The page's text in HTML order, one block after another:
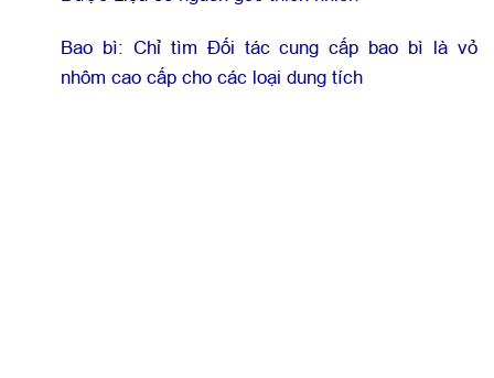
Bao bì: Chỉ tìm Đối tác cung cấp bao bì là vỏ
nhôm cao cấp cho các loại dung tích